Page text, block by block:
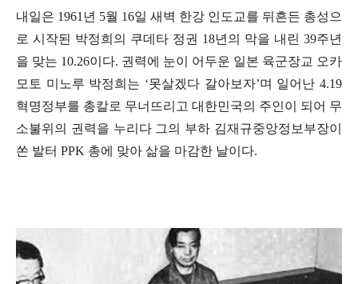
내일은 1961 년 5월 16일 새벽 한강 인도교를 뒤흔든 총성으
로 시작된 박정희의 쿠데타 정권 18년의 막을 내린 39주년
을 맞는 10.26이다. 권력에 눈이 어두운 일본 육군장교 오카
모토 미노루 박정희는 ‘못살겠다 갈아보자’며 일어난4.19
혁명정부를 총칼로 무너뜨리고 대한민국의 주인이 되어 무
소불위의 권력을 누리다 그의 부하 김재규중앙정보부장이
쏜 발터 PPK 총에 맞아 삶을 마감한 날이다.